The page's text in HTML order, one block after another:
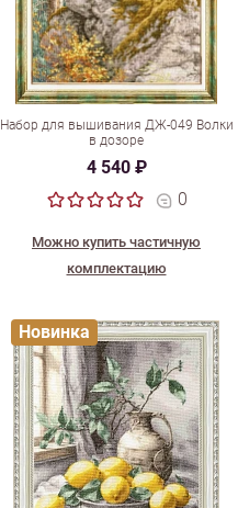
Набор для вышивания ДЖ-049 Волки
в дозоре
4 540 ₽
0
Можно купить частичную
комплектацию
Новинка